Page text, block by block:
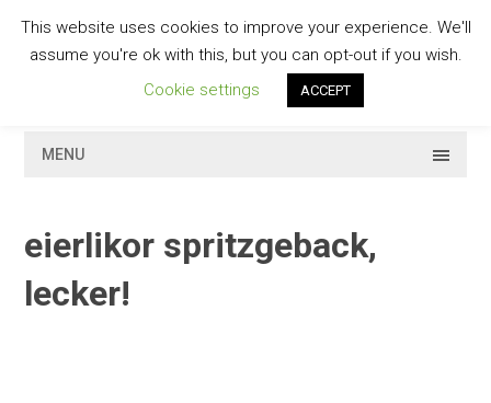
contentGESCHMACKVOLL
MENU
eierlikor spritzgeback,
lecker!
This website uses cookies to improve your experience. We'll
assume you're ok with this, but you can opt-out if you wish.
Cookie settings
ACCEPT